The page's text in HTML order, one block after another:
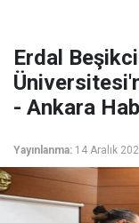
Erdal
- Ankara
Yayınlanma: 14 Aralık